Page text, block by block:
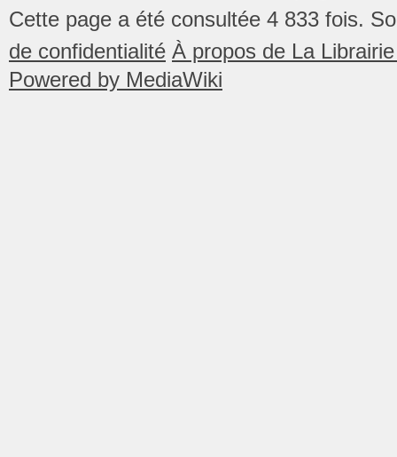
Cette page a été consultée 4 833 fois.
de confidentialité À propos de La
Powered by MediaWiki